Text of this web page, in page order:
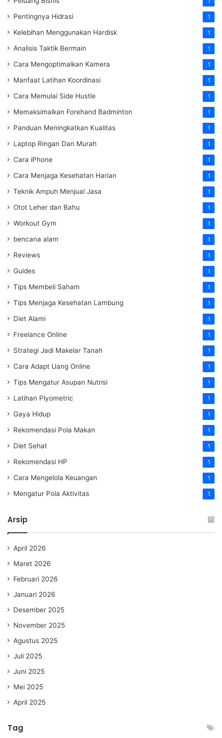
Pentingnya Hidrasi 1
Kelebihan Menggunakan Hardisk 1
Analisis Taktik Bermain 1
Cara Mengoptimalkan Kamera 1
Manfaat Latihan Koordinasi 1
Cara Memulai Side Hustle 1
Memaksimalkan Forehand Badminton 1
Panduan Meningkatkan Kualitas 1
Laptop Ringan Dan Murah 1
Cara iPhone 1
Cara Menjaga Kesehatan Harian 1
Teknik Ampuh Menjual Jasa 1
Otot Leher dan Bahu 1
Workout Gym 1
bencana alam 1
Reviews 1
Guides 1
Tips Membeli Saham 1
Tips Menjaga Kesehatan Lambung 1
Diet Alami 1
Freelance Online 1
Strategi Jadi Makelar Tanah 1
Cara Adapt Uang Online 1
Tips Mengatur Asupan Nutrisi 1
Latihan Plyometric 1
Gaya Hidup 1
Rekomendasi Pola Makan 1
Diet Sehat 1
Rekomendasi HP 1
Cara Mengelola Keuangan 1
Mengatur Pola Aktivitas 1
Arsip
April 2026
Maret 2026
Februari 2026
Januari 2026
Desember 2025
November 2025
Agustus 2025
Juli 2025
Juni 2025
Mei 2025
April 2025
Tag